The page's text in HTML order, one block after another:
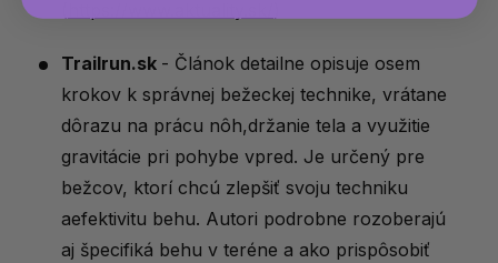
Trailrun.sk - Článok detailne opisuje osem
krokov k správnej bežeckej technike, vrátane
dôrazu na prácu nôh,držanie tela a využitie
gravitácie pri pohybe vpred. Je určený pre
bežcov, ktorí chcú zlepšiť svoju techniku
aefektivitu behu. Autori podrobne rozoberajú
aj špecifiká behu v teréne a ako prispôsobiť